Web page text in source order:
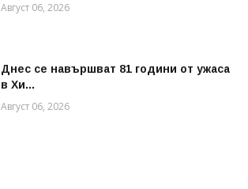
Август 06, 2026
Днес се навършват 81 години от ужаса
в Хи...
Август 06, 2026